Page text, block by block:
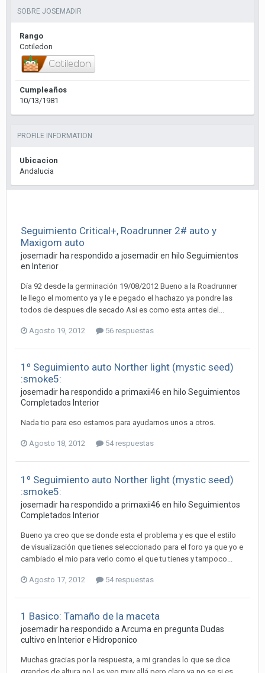
SOBRE JOSEMADIR
Rango
Cotiledon
Cumpleaños
10/13/1981
PROFILE INFORMATION
Ubicacion
Andalucia
Seguimiento Critical+, Roadrunner 2# auto y
Maxigom auto
josemadir ha respondido a josemadir en hilo Seguimientos
en Interior
Día 92 desde la germinación 19/08/2012 Bueno a la Roadrunner
le llego el momento ya y le e pegado el hachazo ya pondre las
todos de despues dle secado Asi es como esta antes del...
Agosto 19, 2012 56 respuestas
1º Seguimiento auto Norther light (mystic seed)
:smoke5:
josemadir ha respondido a primaxii46 en hilo Seguimientos
Completados Interior
Nada tio para eso estamos para ayudarnos unos a otros.
Agosto 18, 2012 54 respuestas
1º Seguimiento auto Norther light (mystic seed)
:smoke5:
josemadir ha respondido a primaxii46 en hilo Seguimientos
Completados Interior
Bueno ya creo que se donde esta el problema y es que el estilo
de visualización que tienes seleccionado para el foro ya que yo e
cambiado el mio para verlo como el que tu tienes y tampoco...
Agosto 17, 2012 54 respuestas
1 Basico: Tamaño de la maceta
josemadir ha respondido a Arcuma en pregunta Dudas
cultivo en Interior e Hidroponico
Muchas gracias por la respuesta, a mi grandes lo que se dice